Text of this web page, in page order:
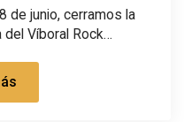
de junio, cerramos la
Víboral Rock…